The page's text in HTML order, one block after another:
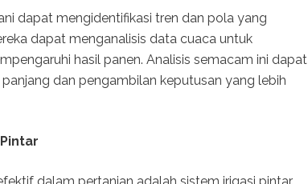
dapat mengidentifikasi tren dan pola yang
dapat menganalisis data cuaca untuk
hasil panen. Analisis semacam ini dapat
dan pengambilan keputusan yang lebih